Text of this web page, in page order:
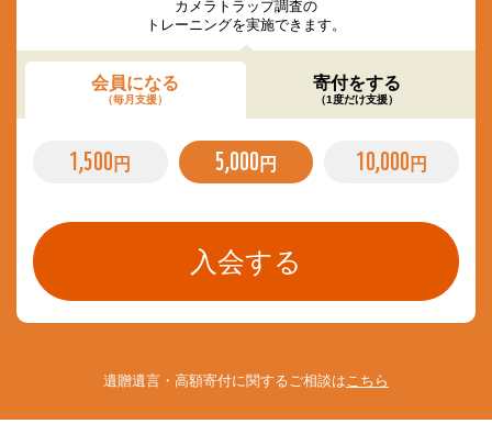
カメラトラップ調査の
トレーニングを実施できます。
会員になる
（毎月支援）
寄付をする
（1度だけ支援）
1,500 円 5,000 円 10,000 円
遺贈遺言・高額寄付に関するご相談は こちら